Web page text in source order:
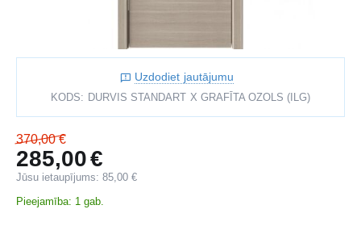
Uzdodiet jautājumu
KODS: DURVIS STANDART X GRAFĪTA OZOLS (ILG)
370,00 €
285,00€
Jūsu ietaupījums:85,00 €
Pieejamība: 1 gab.